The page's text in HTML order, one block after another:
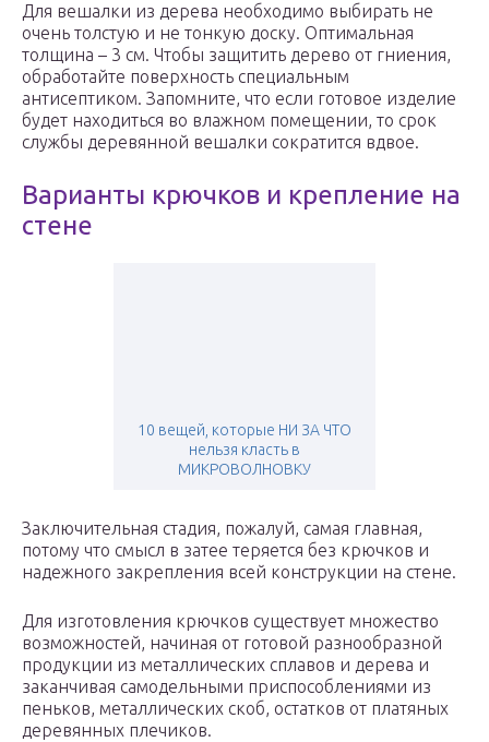
Для вешалки из дерева необходимо выбирать не
очень толстую и не тонкую доску. Оптимальная
толщина – 3 см. Чтобы защитить дерево от гниения,
обработайте поверхность специальным
антисептиком. Запомните, что если готовое изделие
будет находиться во влажном помещении, то срок
службы деревянной вешалки сократится вдвое.
Варианты крючков и крепление на
стене
10 вещей, которые НИ ЗА ЧТО
нельзя класть в
МИКРОВОЛНОВКУ
Заключительная стадия, пожалуй, самая главная,
потому что смысл в затее теряется без крючков и
надежного закрепления всей конструкции на стене.
Для изготовления крючков существует множество
возможностей, начиная от готовой разнообразной
продукции из металлических сплавов и дерева и
заканчивая самодельными приспособлениями из
пеньков, металлических скоб, остатков от платяных
деревянных плечиков.